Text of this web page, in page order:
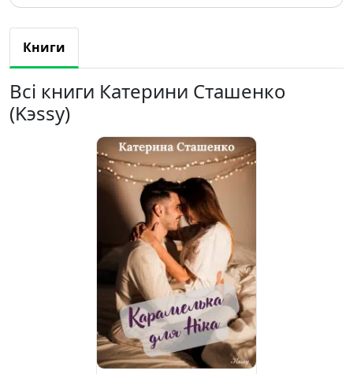
Книги
Всі книги Катерини Сташенко
(Kэssy)